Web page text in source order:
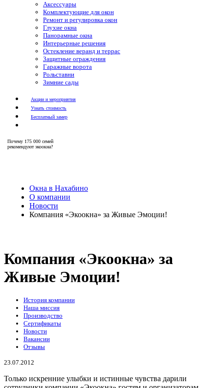
Аксессуары
Комплектующие для окон
Ремонт и регулировка окон
Глухие окна
Панорамные окна
Интерьерные решения
Остекление веранд и террас
Защитные ограждения
Гаражные ворота
Рольставни
Зимние сады
Акции и мероприятия
Узнать стоимость
Бесплатный замер
Почему 175 000 семей
рекомендуют экоокна?
Окна в Нахабино
О компании
Новости
Компания «Экоокна» за Живые Эмоции!
Компания «Экоокна» за
Живые Эмоции!
История компании
Наша миссия
Производство
Сертификаты
Новости
Вакансии
Отзывы
23.07.2012
Только искренние улыбки и истинные чувства дарили